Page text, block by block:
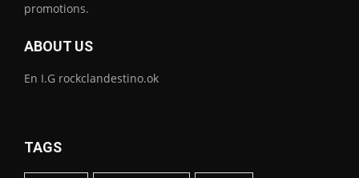
promotions.
ABOUT US
En I.G rockclandestino.ok
TAGS